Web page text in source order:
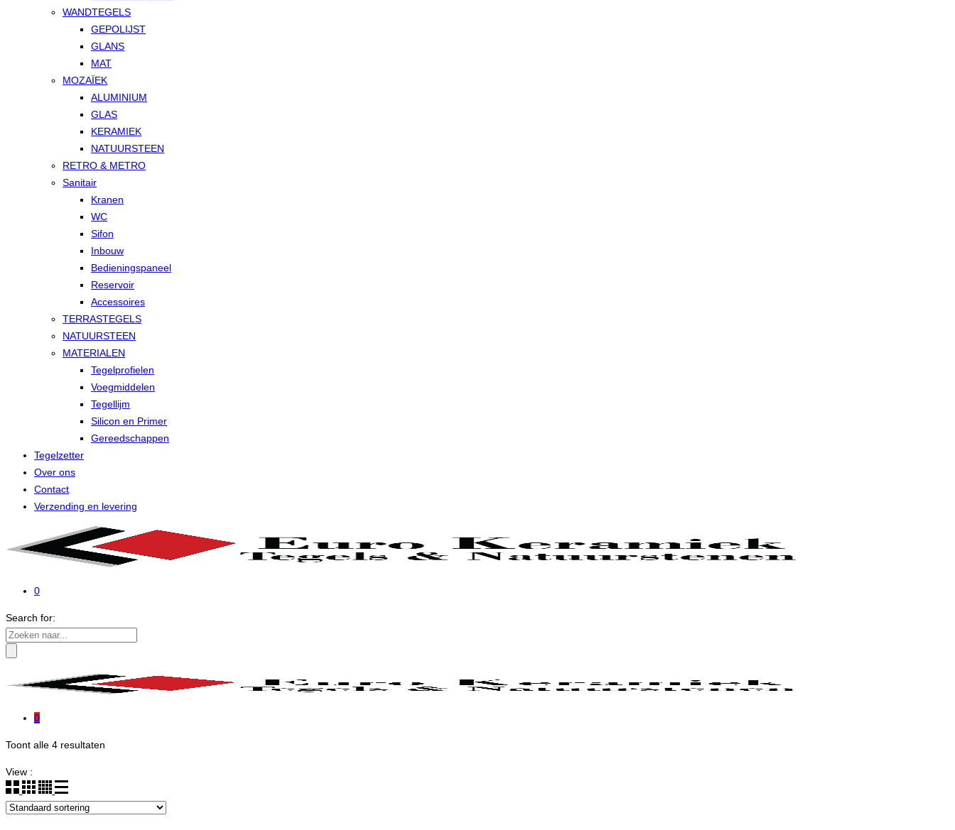
WANDTEGELS
GEPOLIJST
GLANS
MAT
MOZAÏEK
ALUMINIUM
GLAS
KERAMIEK
NATUURSTEEN
RETRO & METRO
Sanitair
Kranen
WC
Sifon
Inbouw
Bedieningspaneel
Reservoir
Accessoires
TERRASTEGELS
NATUURSTEEN
MATERIALEN
Tegelprofielen
Voegmiddelen
Tegellijm
Silicon en Primer
Gereedschappen
Tegelzetter
Over ons
Contact
Verzending en levering
0
Search for:
0
Toont alle 4 resultaten
View :